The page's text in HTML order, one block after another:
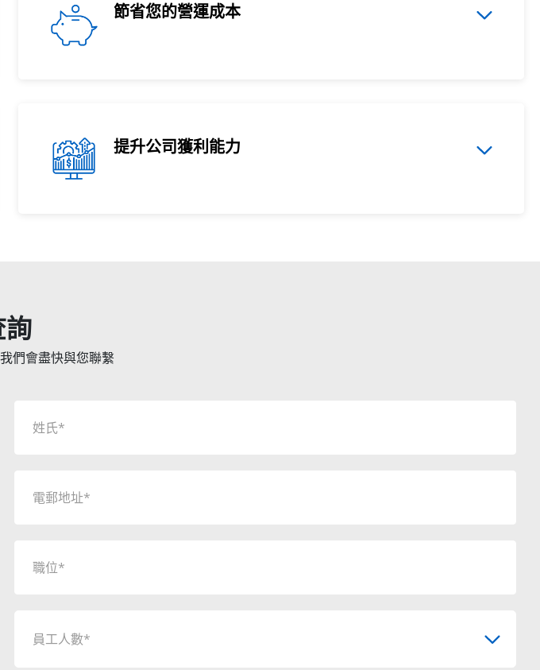
節省您的營運成本
提升公司獲利能力
詢
們會盡快與您聯繫
員工人數*